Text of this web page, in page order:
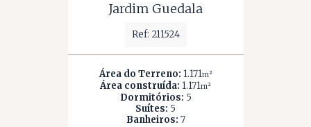
Jardim Guedala
Ref: 211524
Área do Terreno: 1.171m²
Área construída: 1.171m²
Dormitórios: 5
Suítes: 5
Banheiros: 7